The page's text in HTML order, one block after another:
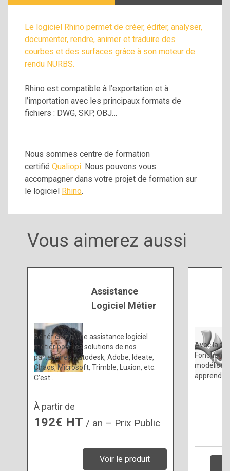
Le logiciel Rhino permet de créer, éditer, analyser,
documenter, rendre, animer et traduire des
courbes et des surfaces grâce à son moteur de
rendu NURBS.
Rhino est compatible à l’exportation et à
l’importation avec les principaux formats de
fichiers : DWG, SKP, OBJ…
Nous sommes centre de formation
certifié Qualiopi. Nous pouvons vous
accompagner dans votre projet de formation sur
le logiciel Rhino.
Vous aimerez aussi
Assistance
Logiciel Métier
Bénéficiez d’une assistance logiciel
métier pour les solutions de nos
partenaires Autodesk, Adobe, Ideate,
Chaos, Microsoft, Trimble, Luxion, etc.
C’est…
À partir de
192€ HT / an – Prix Public
Voir le produit
Avec la
modéliser